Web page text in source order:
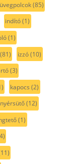
(85)
indító(1)
(1)
izzó(10)
(3)
kapocs (2)
(12)
(1)